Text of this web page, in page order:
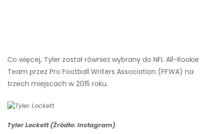
Co więcej, Tyler został również wybrany do NFL All-Rookie
Team przez Pro Football Writers Association (PFWA) na
trzech miejscach w 2015 roku.
Tyler Lockett (Źródło: Instagram)